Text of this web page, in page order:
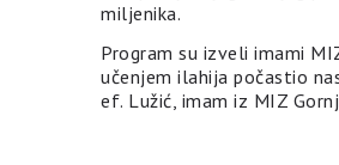
miljenika.
Program su izveli imami
učenjem ilahija počastio
ef. Lužić, imam iz MIZ